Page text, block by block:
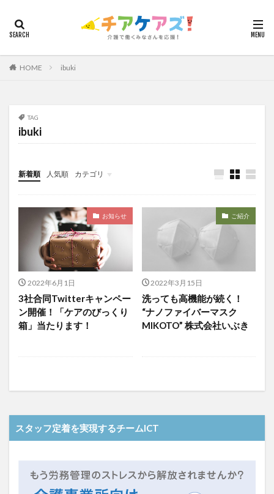
HOME ibuki
TAG
ibuki
新着順 人気順 カテゴリ
今日から実践！組織改革！
介護ICT情報
お知らせ
ケアズ・コネクト
お知らせ
2022年6月1日
3社合同Twitterキャンペー
ン開催！「ケアのびっくり
箱」当たります！
ご紹介
2022年3月15日
洗っても高機能が続く！
“ナノファイバーマスク
MIKOTO” 株式会社いぶき
スタッフ定着を実現するチームICT
タグ
安藤俊介
常勤換算
心の知能指数
感情労働
感染症対策 戸田恵梨香
手洗い
手荒れ
手順書 採用
在宅介護
国立大学法人東北大学
仲間づくり
介護ロボット
介護事業所
介護人材政策研究会
介護保険
介護保険請求
介護手荒れ
介護施設 介護現場
介護福祉士
介護福祉士国家試験
介護職員等ベースアップ等支援加算
勤務表
勤怠管理 千の風・河内
厚生労働省
改善
新年度 介護ICT
聖ヨゼフ寮
職場環境の変革
肌荒れ
自己肯定感
芳賀沙織
茨城県大子町